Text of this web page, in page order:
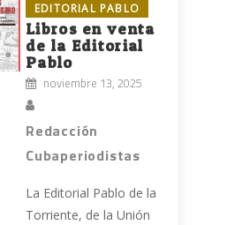
EDITORIAL PABLO
Libros en venta
de la Editorial
Pablo
noviembre 13, 2025
Redacción
Cubaperiodistas
La Editorial Pablo de la
Torriente, de la Unión